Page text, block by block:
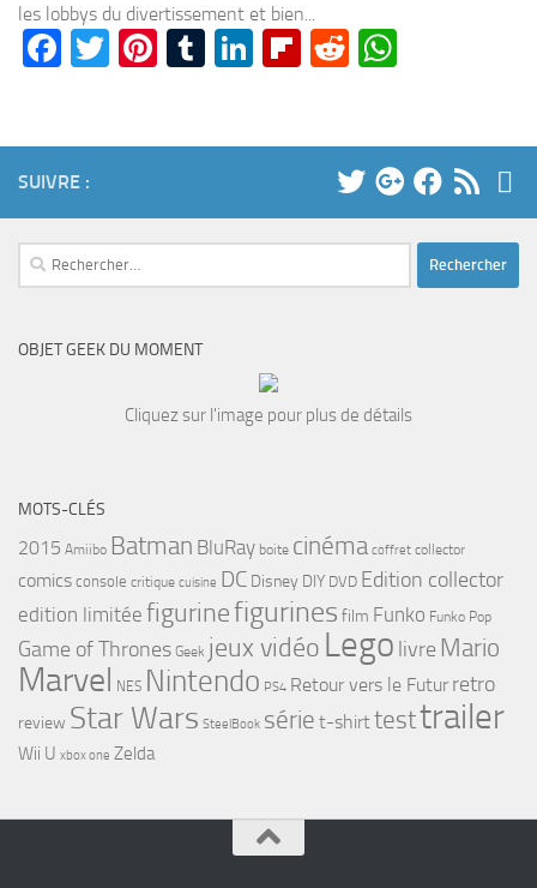
les lobbys du divertissement et bien...
Facebook
Twitter
Pinterest
Tumblr
LinkedIn
Flipboard
Reddit
SUIVRE :
Rechercher :
OBJET GEEK DU MOMENT
Cliquez sur l'image pour plus de détails
MOTS-CLÉS
2015 Amiibo Batman BluRay boite cinéma coffret collector
comics console critique cuisine DC Disney DIY DVD Edition collector
edition limitée figurinefigurines film Funko Funko Pop
Game of Thrones Geek jeux vidéo Lego livre Mario
Marvel NES Nintendo PS4 Retour vers le Futur retro
review Star Wars SteelBook série t-shirttesttrailer
Wii U xbox one Zelda